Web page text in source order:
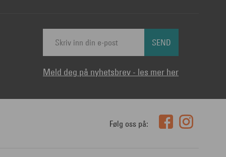
SEND
Meld deg på nyhetsbrev - les mer her
Følg oss på